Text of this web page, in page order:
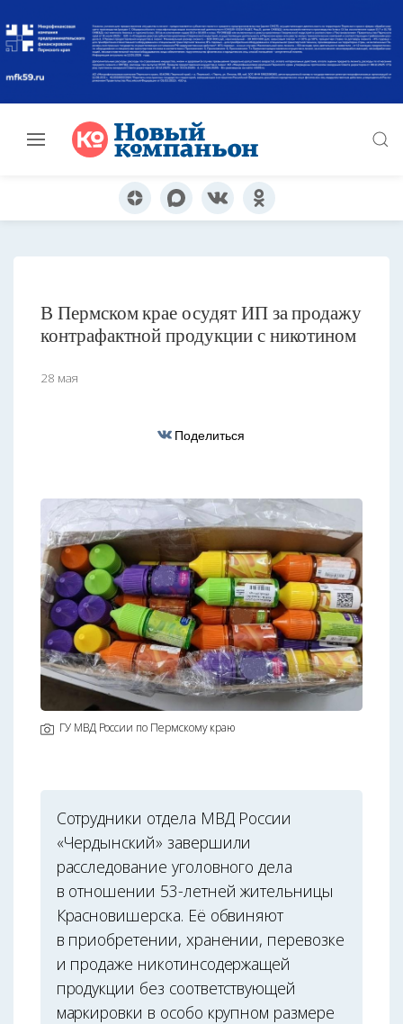
В Пермском крае осудят ИП за продажу
контрафактной продукции с никотином
28 мая
Поделиться
ГУ МВД России по Пермскому краю
Сотрудники отдела МВД России
«Чердынский» завершили
расследование уголовного дела
в отношении 53-летней жительницы
Красновишерска. Её обвиняют
в приобретении, хранении, перевозке
и продаже никотинсодержащей
продукции без соответствующей
маркировки в особо крупном размере